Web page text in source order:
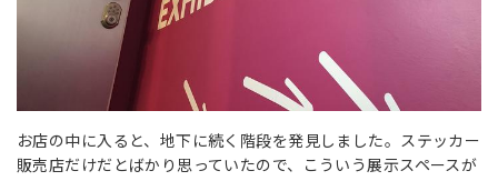
お店の中に入ると、地下に続く階段を発見しました。ステッカー
販売店だけだとばかり思っていたので、こういう展示スペースが